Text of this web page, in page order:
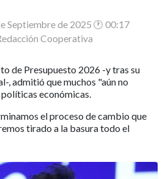
Septiembre de 2025 🕐 00:17
Cooperativa
de Presupuesto 2026 -y tras su
, admitió que muchos "aún no
económicas.
el proceso de cambio que
tirado a la basura todo el